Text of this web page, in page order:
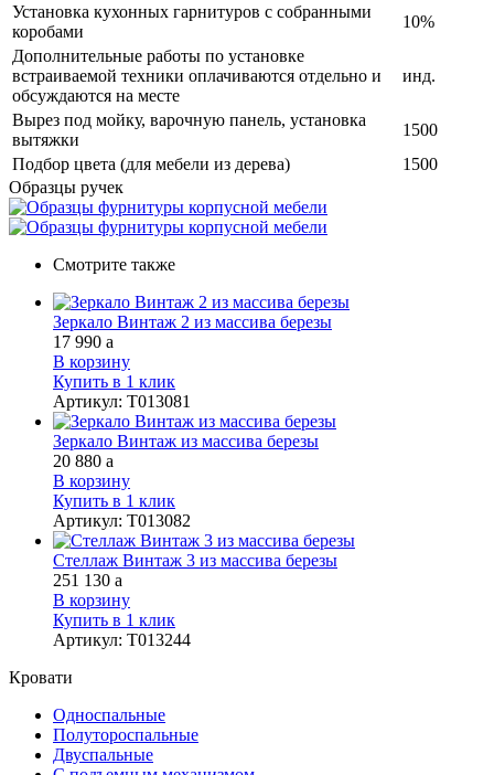
Установка кухонных гарнитуров с собранными
коробами
10%
Дополнительные работы по установке
встраиваемой техники оплачиваются отдельно и
обсуждаются на месте
инд.
Вырез под мойку, варочную панель, установка
вытяжки
1500
Подбор цвета (для мебели из дерева)
1500
Образцы ручек
Смотрите также
Зеркало Винтаж 2 из массива березы
17 990 a
В корзину
Купить в 1 клик
Артикул: Т013081
Зеркало Винтаж из массива березы
20 880 a
В корзину
Купить в 1 клик
Артикул: Т013082
Стеллаж Винтаж 3 из массива березы
251 130 a
В корзину
Купить в 1 клик
Артикул: Т013244
Кровати
Односпальные
Полутороспальные
Двуспальные